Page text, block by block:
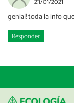
23/01/2021
genial! toda la info
Responder